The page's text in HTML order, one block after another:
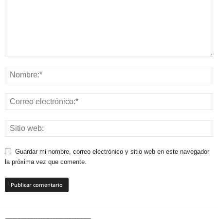
Guardar mi nombre, correo electrónico y sitio web en este navegador
la próxima vez que comente.